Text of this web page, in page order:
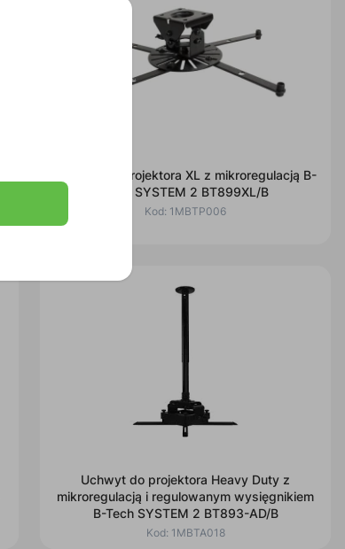
Uchwyt do projektora XL z mikroregulacją B-
Tech SYSTEM 2 BT899XL/B
Kod: 1MBTP006
Uchwyt do projektora Heavy Duty z
mikroregulacją i regulowanym wysięgnikiem
B-Tech SYSTEM 2 BT893-AD/B
Kod: 1MBTA018